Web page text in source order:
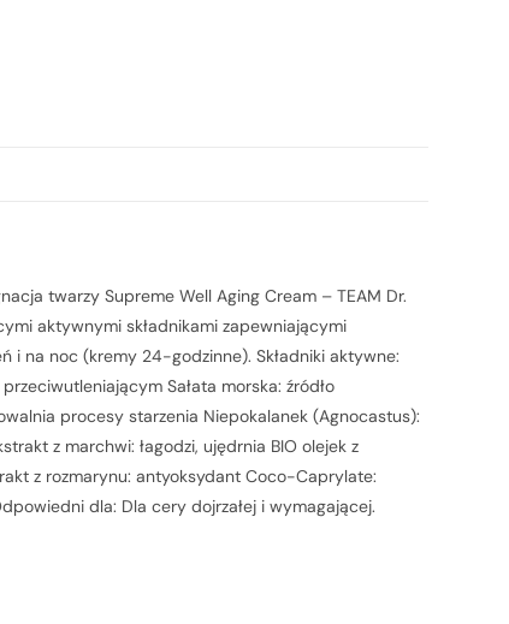
twarzy Supreme Well Aging Cream – TEAM Dr.
aktywnymi składnikami zapewniającymi
i na noc (kremy 24-godzinne). Składniki aktywne:
Sałata morska: źródło
procesy starzenia Niepokalanek (Agnocastus):
z marchwi: łagodzi, ujędrnia BIO olejek z
z rozmarynu: antyoksydant Coco-Caprylate:
dla: Dla cery dojrzałej i wymagającej.